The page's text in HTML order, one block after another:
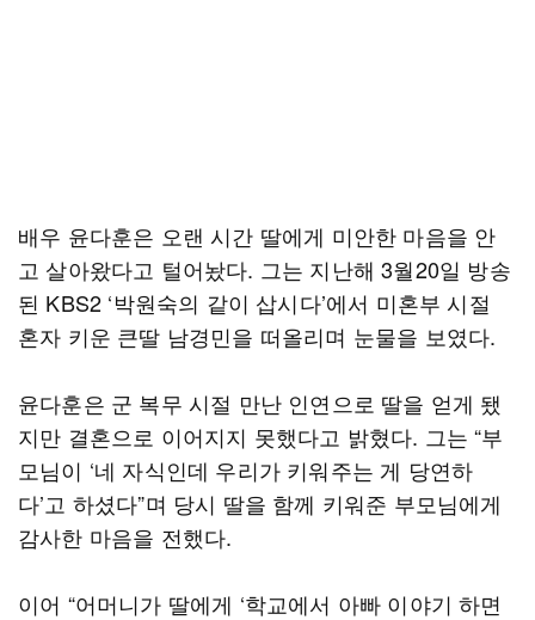
배우 윤다훈은 오랜 시간 딸에게 미안한 마음을 안
고 살아왔다고 털어놨다. 그는 지난해 3월20일 방송
된 KBS2 ‘박원숙의 같이 삽시다’에서 미혼부 시절
혼자 키운 큰딸 남경민을 떠올리며 눈물을 보였다.
윤다훈은 군 복무 시절 만난 인연으로 딸을 얻게 됐
지만 결혼으로 이어지지 못했다고 밝혔다. 그는 “부
모님이 ‘네 자식인데 우리가 키워주는 게 당연하
다’고 하셨다”며 당시 딸을 함께 키워준 부모님에게
감사한 마음을 전했다.
이어 “어머니가 딸에게 ‘학교에서 아빠 이야기 하면